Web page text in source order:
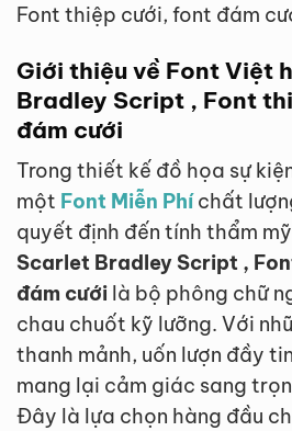
Font thiệp cưới, font đám
Giới thiệu về Font Việt
Bradley Script , Font
đám cưới
Trong thiết kế đồ họa sự
một Font Miễn Phíchất
quyết định đến tính thẩm
Scarlet Bradley Script ,
đám cưới là bộ phông chữ
chau chuốt kỹ lưỡng. Với
thanh mảnh, uốn lượn đầy
mang lại cảm giác sang
Đây là lựa chọn hàng đầu